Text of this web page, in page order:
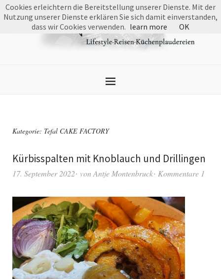
Kategorie: Tefal CAKE FACTORY
Kürbisspalten mit Knoblauch und Drillingen
17. September 2022 vonAntje Montenbruck Kommentare 1
Cookies erleichtern die Bereitstellung unserer Dienste. Mit der
Nutzung unserer Dienste erklären Sie sich damit einverstanden,
dass wir Cookies verwenden. learn more OK